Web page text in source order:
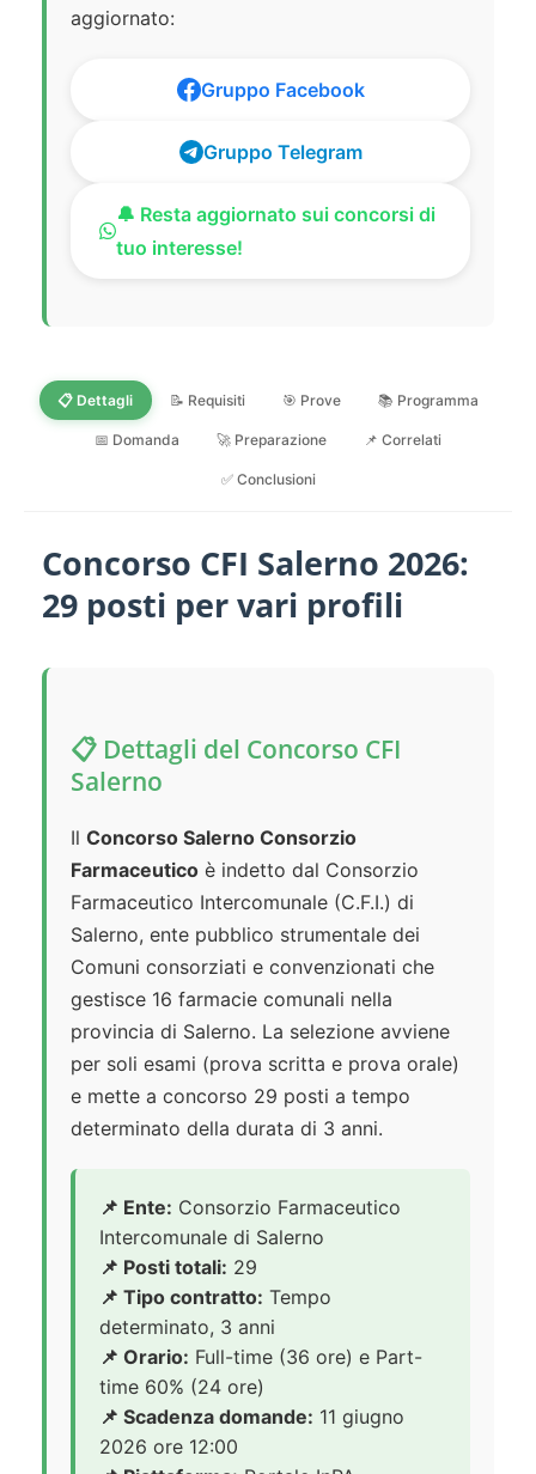
aggiornato:
Gruppo Facebook
Gruppo Telegram
🔔 Resta aggiornato sui concorsi di
tuo interesse!
📋 Dettagli 📝 Requisiti 🎯 Prove 📚 Programma
📅 Domanda 🚀 Preparazione 📌 Correlati
✅ Conclusioni
Concorso CFI Salerno 2026:
29 posti per vari profili
📋 Dettagli del Concorso CFI
Salerno
Il Concorso Salerno Consorzio
Farmaceutico è indetto dal Consorzio
Farmaceutico Intercomunale (C.F.I.) di
Salerno, ente pubblico strumentale dei
Comuni consorziati e convenzionati che
gestisce 16 farmacie comunali nella
provincia di Salerno. La selezione avviene
per soli esami (prova scritta e prova orale)
e mette a concorso 29 posti a tempo
determinato della durata di 3 anni.
📌 Ente: Consorzio Farmaceutico
Intercomunale di Salerno
📌 Posti totali: 29
📌 Tipo contratto: Tempo
determinato, 3 anni
📌 Orario: Full-time (36 ore) e Part-
time 60% (24 ore)
📌 Scadenza domande: 11 giugno
2026 ore 12:00